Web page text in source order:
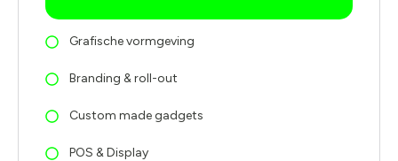
Grafische vormgeving
Branding & roll-out
Custom made gadgets
POS & Display